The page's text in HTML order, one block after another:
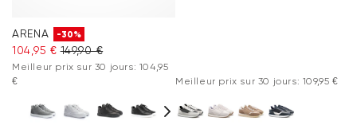
ARENA -30%
104,95 € 149,90 €
Meilleur prix sur 30 jours: 104,95
€
Meilleur prix sur 30 jours: 109,95 €